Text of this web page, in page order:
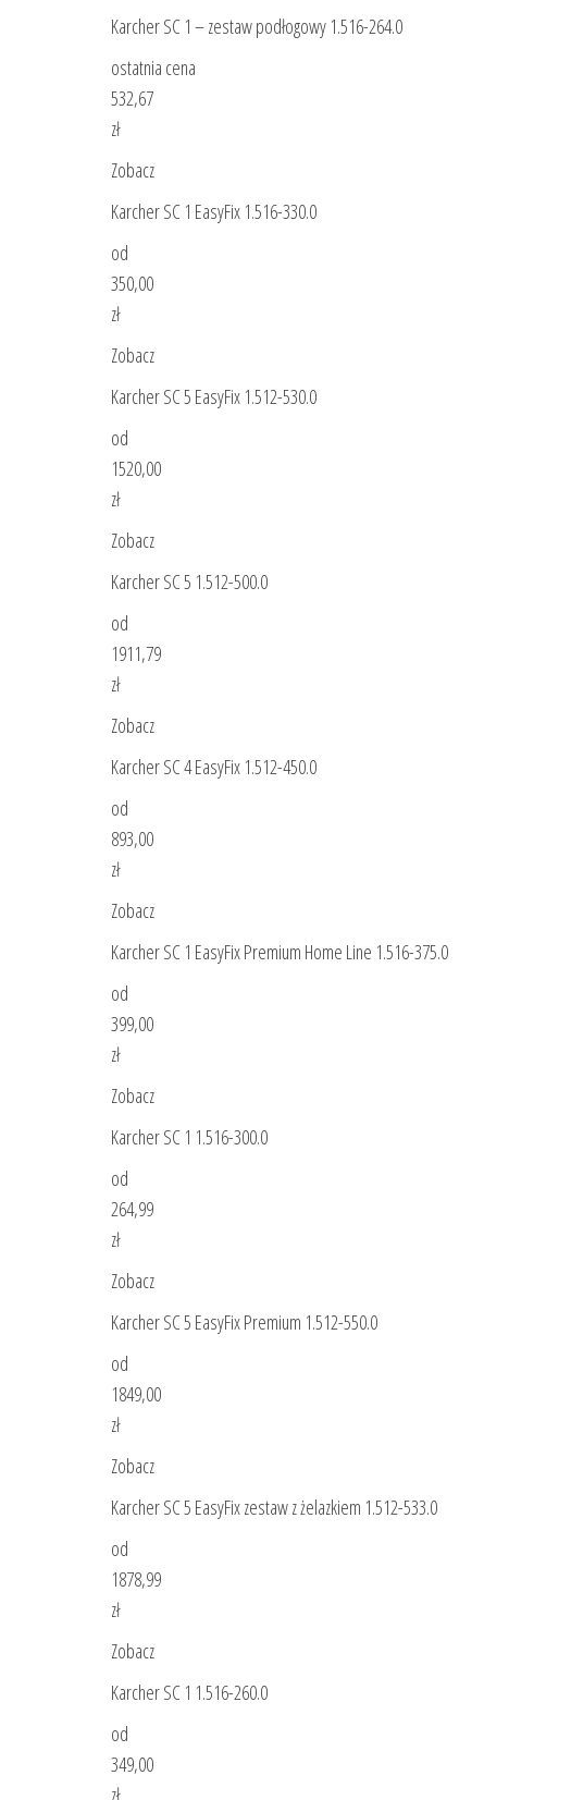
Karcher SC 1 – zestaw podłogowy 1.516-264.0
ostatnia cena
532,67
zł
Zobacz
Karcher SC 1 EasyFix 1.516-330.0
od
350,00
zł
Zobacz
Karcher SC 5 EasyFix 1.512-530.0
od
1520,00
zł
Zobacz
Karcher SC 5 1.512-500.0
od
1911,79
zł
Zobacz
Karcher SC 4 EasyFix 1.512-450.0
od
893,00
zł
Zobacz
Karcher SC 1 EasyFix Premium Home Line 1.516-375.0
od
399,00
zł
Zobacz
Karcher SC 1 1.516-300.0
od
264,99
zł
Zobacz
Karcher SC 5 EasyFix Premium 1.512-550.0
od
1849,00
zł
Zobacz
Karcher SC 5 EasyFix zestaw z żelazkiem 1.512-533.0
od
1878,99
zł
Zobacz
Karcher SC 1 1.516-260.0
od
349,00
zł